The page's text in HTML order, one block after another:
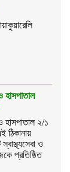
হাসপাতাল
হাসপাতাল ২/১
ঠিকানায়
ও
প্রতিষ্ঠিত